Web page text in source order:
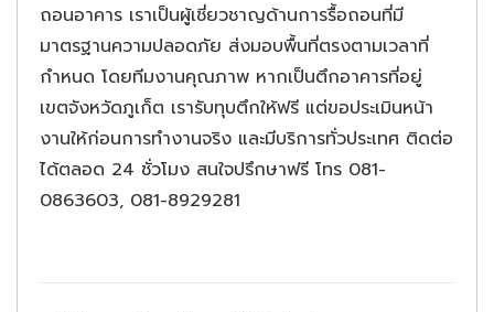
ถอนอาคาร เราเป็นผู้เชี่ยวชาญด้านการรื้อถอนที่มี
มาตรฐานความปลอดภัย ส่งมอบพื้นที่ตรงตามเวลาที่
กำหนด โดยทีมงานคุณภาพ หากเป็นตึกอาคารที่อยู่
เขตจังหวัดภูเก็ต เรารับทุบตึกให้ฟรี แต่ขอประเมินหน้า
งานให้ก่อนการทำงานจริง และมีบริการทั่วประเทศ ติดต่อ
ได้ตลอด 24 ชั่วโมง สนใจปรึกษาฟรี โทร 081-
0863603, 081-8929281